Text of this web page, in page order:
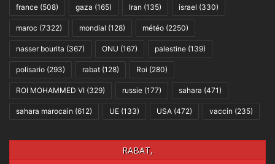
france (508) gaza (165) Iran (135) israel (330)
maroc (7322) mondial (128) météo (2250)
nasser bourita (367) ONU (167) palestine (139)
polisario (293) rabat (128) Roi (280)
ROI MOHAMMED VI (329) russie (177) sahara (471)
sahara marocain (612) UE (133) USA (472) vaccin (235)
RABAT,